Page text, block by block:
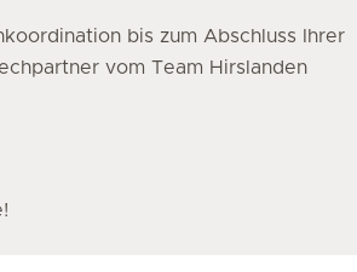
bis zum Abschluss Ihrer
vom Team Hirslanden